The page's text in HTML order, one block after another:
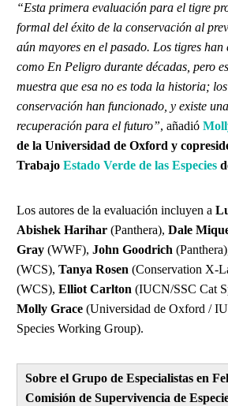
“Esta primera evaluación para el tigre
formal del éxito de la conservación al
aún mayores en el pasado. Los tigres han
como En Peligro durante décadas, pero
muestra que esa no es toda la historia;
conservación han funcionado, y existe
recuperación para el futuro”, añadió
de la Universidad de Oxford y
Trabajo Estado Verde de las Especies
Los autores de la evaluación incluyen a
Abishek Harihar (Panthera), Dale
Gray (WWF), John Goodrich
(WCS), Tanya Rosen (Conservation X-
(WCS), Elliot Carlton (IUCN/SSC Cat
Molly Grace (Universidad de Oxford /
Species Working Group).
Sobre el Grupo de Especialistas en
Comisión de Supervivencia de